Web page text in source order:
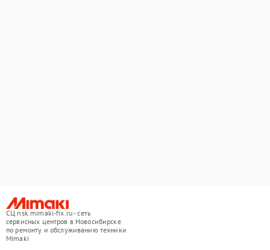
СЦ nsk.mimaki-fix.ru - сеть
сервисных центров в Новосибирске
по ремонту и обслуживанию техники
Mimaki